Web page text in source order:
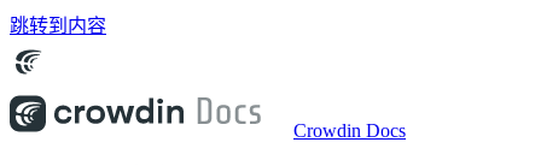
跳转到内容
Crowdin Docs